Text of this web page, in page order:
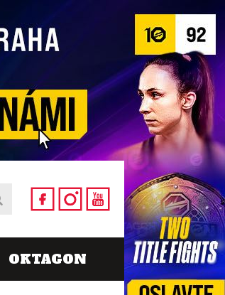
OKTAGON